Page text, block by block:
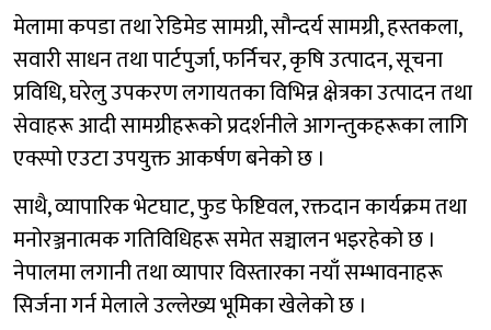
मेलामा कपडा तथा रेडिमेड सामग्री, सौन्दर्य सामग्री, हस्तकला,
सवारी साधन तथा पार्टपुर्जा, फर्निचर, कृषि उत्पादन, सूचना
प्रविधि, घरेलु उपकरण लगायतका विभिन्न क्षेत्रका उत्पादन तथा
सेवाहरू आदी सामग्रीहरूको प्रदर्शनीले आगन्तुकहरूका लागि
एक्स्पो एउटा उपयुक्त आकर्षण बनेको छ ।
साथै, व्यापारिक भेटघाट, फुड फेष्टिवल, रक्तदान कार्यक्रम तथा
मनोरञ्जनात्मक गतिविधिहरू समेत सञ्चालन भइरहेको छ ।
नेपालमा लगानी तथा व्यापार विस्तारका नयाँ सम्भावनाहरू
सिर्जना गर्न मेलाले उल्लेख्य भूमिका खेलेको छ ।